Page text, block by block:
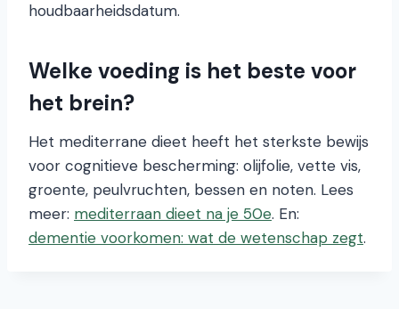
houdbaarheidsdatum.
Welke voeding is het beste voor
het brein?
Het mediterrane dieet heeft het sterkste bewijs
voor cognitieve bescherming: olijfolie, vette vis,
groente, peulvruchten, bessen en noten. Lees
meer: mediterraan dieet na je 50e. En:
dementie voorkomen: wat de wetenschap zegt.